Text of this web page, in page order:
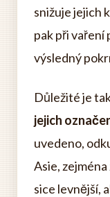
snižuje jejich
pak při vaření
výsledný
Důležité je
jejich
uvedeno,
Asie,
sice levnější,